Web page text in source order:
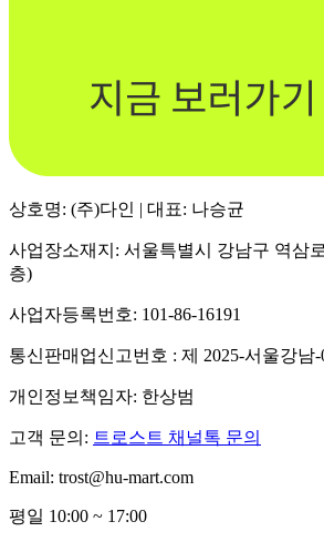
상호명: (주)다인 | 대표: 나승균
사업장소재지: 서울특별시 강남구 역삼
층)
사업자등록번호: 101-86-16191
통신판매업신고번호 : 제 2025-서울강남-
개인정보책임자: 한상범
고객 문의: 트로스트 채널톡 문의
Email: trost@hu-mart.com
평일 10:00 ~ 17:00